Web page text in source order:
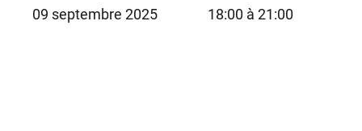
09 septembre 2025 18:00 à 21:00